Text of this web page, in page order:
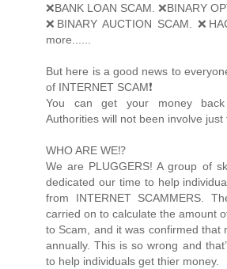
❌BANK LOAN SCAM. ❌BINARY
❌BINARY AUCTION SCAM.
more......
But here is a good news to
of INTERNET SCAM❗️
You can get your money back
Authorities will not been involve just
WHO ARE WE⁉️
We are PLUGGERS! A group of
dedicated our time to help
from INTERNET SCAMMERS.
carried on to calculate the amount
to Scam, and it was confirmed that
annually. This is so wrong and
to help individuals get thier money.